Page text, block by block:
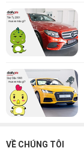
VỀ CHÚNG TÔI